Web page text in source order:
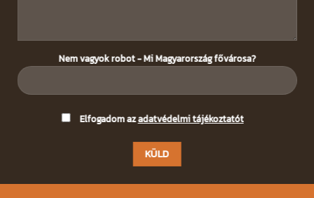
Nem vagyok robot - Mi Magyarország fővárosa?
Elfogadom azadatvédelmi tájékoztatót